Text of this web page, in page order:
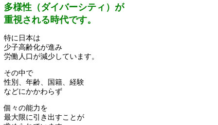
多様性（ダイバーシティ）が
重視される時代です。
特に日本は
少子高齢化が進み
労働人口が減少しています。
その中で
性別、年齢、国籍、経験
などにかかわらず
個々の能力を
最大限に引き出すことが